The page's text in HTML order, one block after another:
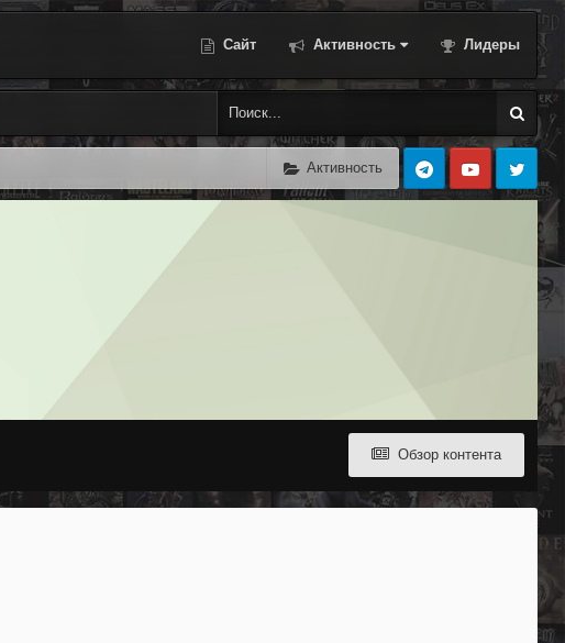
Сайт Активность Лидеры
Активность
Обзор контента